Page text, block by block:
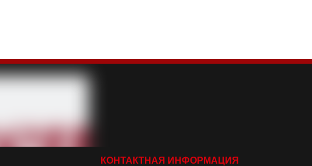
КОНТАКТНАЯ ИНФОРМАЦИЯ